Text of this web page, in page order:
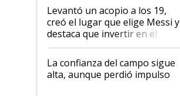
Levantó un acopio a los 19,
creó el lugar que elige Messi y
destaca que invertir en el
kirchnerismo era como "darle
plata a un hijo para droga":
Juan Félix Rossetti, el libertario
que de una dura crisis salió
La confianza del campo sigue
alta, aunque perdió impulso